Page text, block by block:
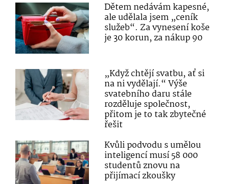
Dětem nedávám kapesné,
ale udělala jsem „ceník
služeb“. Za vynesení koše
je 30 korun, za nákup 90
„Když chtějí svatbu, ať si
na ni vydělají.“ Výše
svatebního daru stále
rozděluje společnost,
přitom je to tak zbytečné
řešit
Kvůli podvodu s umělou
inteligencí musí 58 000
studentů znovu na
přijímací zkoušky